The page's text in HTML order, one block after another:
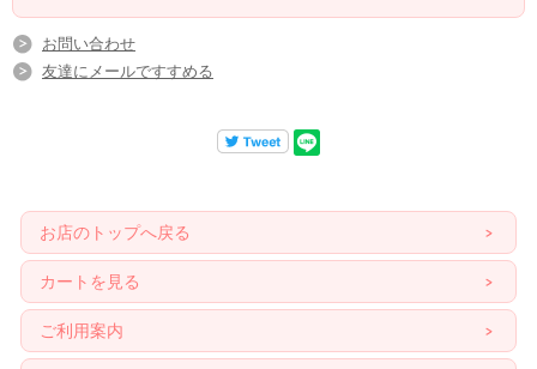
肉体、精神、意識のすべての面から働きかけて、エネルギーラインを浄化してす
べてのチャクラを活性します。
Recommend
お問い合わせ
友達にメールですすめる
お店のトップへ戻る
カートを見る
ご利用案内